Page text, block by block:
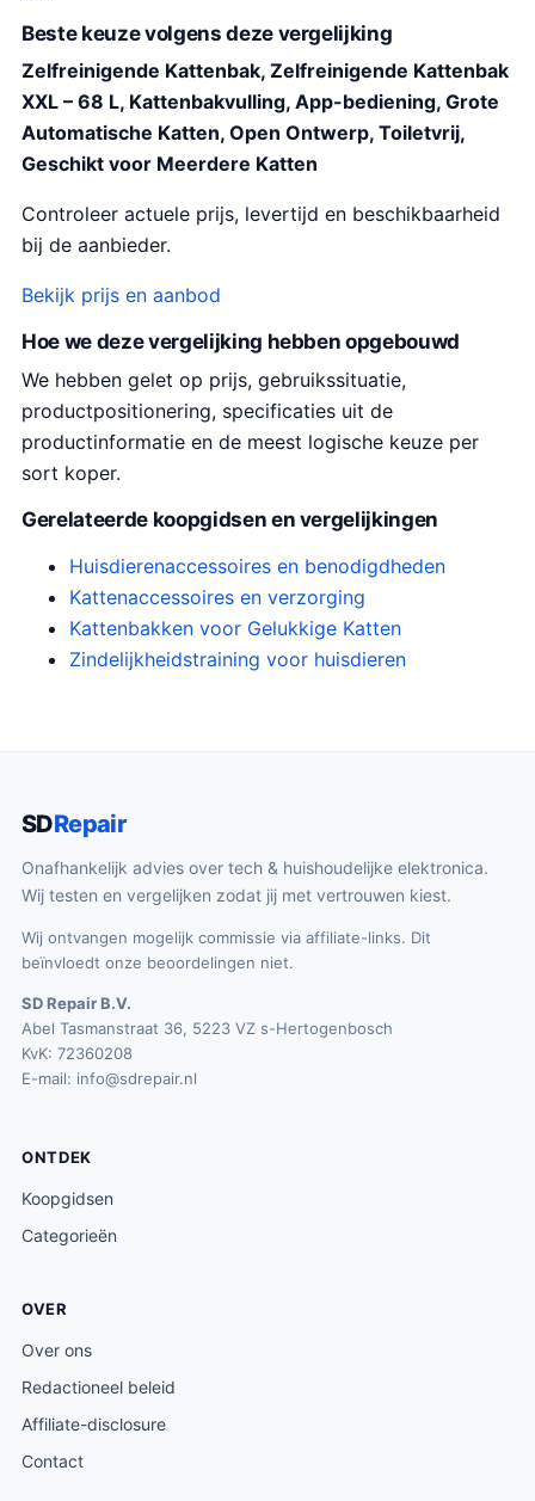
Beste keuze volgens deze vergelijking
Zelfreinigende Kattenbak, Zelfreinigende Kattenbak
XXL – 68 L, Kattenbakvulling, App-bediening, Grote
Automatische Katten, Open Ontwerp, Toiletvrij,
Geschikt voor Meerdere Katten
Controleer actuele prijs, levertijd en beschikbaarheid
bij de aanbieder.
Bekijk prijs en aanbod
Hoe we deze vergelijking hebben opgebouwd
We hebben gelet op prijs, gebruikssituatie,
productpositionering, specificaties uit de
productinformatie en de meest logische keuze per
sort koper.
Gerelateerde koopgidsen en vergelijkingen
Huisdierenaccessoires en benodigdheden
Kattenaccessoires en verzorging
Kattenbakken voor Gelukkige Katten
Zindelijkheidstraining voor huisdieren
SDRepair
Onafhankelijk advies over tech & huishoudelijke elektronica.
Wij testen en vergelijken zodat jij met vertrouwen kiest.
Wij ontvangen mogelijk commissie via affiliate-links. Dit
beïnvloedt onze beoordelingen niet.
SD Repair B.V.
Abel Tasmanstraat 36, 5223 VZ s-Hertogenbosch
KvK: 72360208
E-mail: info@sdrepair.nl
ONTDEK
Koopgidsen
Categorieën
OVER
Over ons
Redactioneel beleid
Affiliate-disclosure
Contact